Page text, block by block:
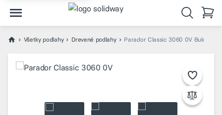
Všetky podlahy Drevené podlahy Parador Classic 3060 0V Buk